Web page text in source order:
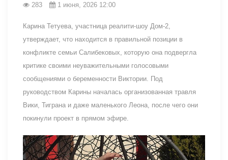
283 1 июня, 2026 12:00
Карина Тетуева, участница реалити-шоу Дом-2,
утверждает, что находится в правильной позиции в
конфликте семьи Салибековых, которую она подвергла
критике своими неуважительными голосовыми
сообщениями о беременности Виктории. Под
руководством Карины началась организованная травля
Вики, Тиграна и даже маленького Леона, после чего они
покинули проект в прямом эфире.